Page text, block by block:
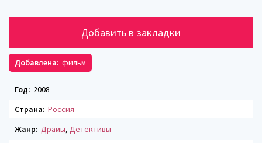
Добавить в закладки
Добавлена: фильм
Год: 2008
Страна: Россия
Жанр: Драмы, Детективы